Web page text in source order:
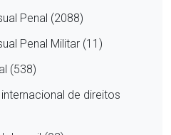
Penal (2088)
Penal Militar (11)
(538)
de direitos